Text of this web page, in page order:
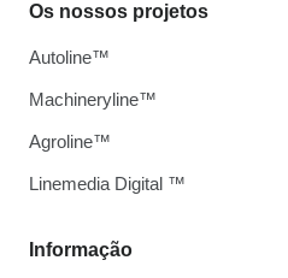
Informação
Os nossos projetos
Autoline™
Machineryline™
Agroline™
Linemedia Digital ™